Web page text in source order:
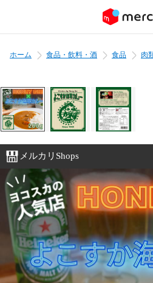
ホーム 食品・飲料・酒 食品 肉
メルカリShops